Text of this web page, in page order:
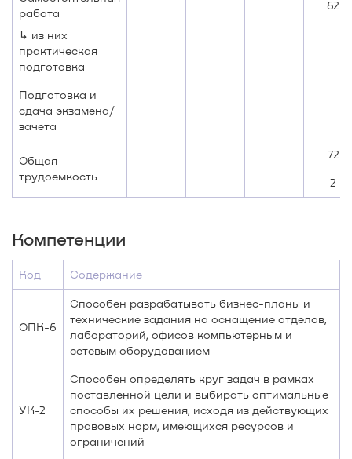
работа
62
↳ из них
практическая
подготовка
Подготовка и
сдача экзамена/
зачета
Общая
трудоемкость
72
2
Компетенции
Код Содержание
ОПК-6
Способен разрабатывать бизнес-планы и
технические задания на оснащение отделов,
лабораторий, офисов компьютерным и
сетевым оборудованием
УК-2
Способен определять круг задач в рамках
поставленной цели и выбирать оптимальные
способы их решения, исходя из действующих
правовых норм, имеющихся ресурсов и
ограничений